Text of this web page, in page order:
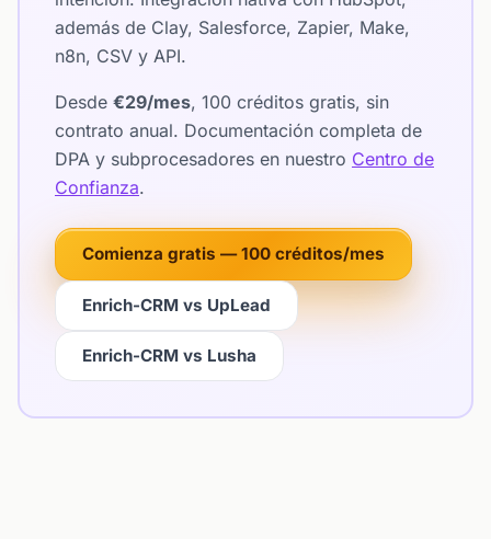
además de Clay, Salesforce, Zapier, Make,
n8n, CSV y API.
Desde €29/mes, 100 créditos gratis, sin
contrato anual. Documentación completa de
DPA y subprocesadores en nuestro Centro de
Confianza.
Comienza gratis — 100 créditos/mes
Enrich-CRM vs UpLead
Enrich-CRM vs Lusha